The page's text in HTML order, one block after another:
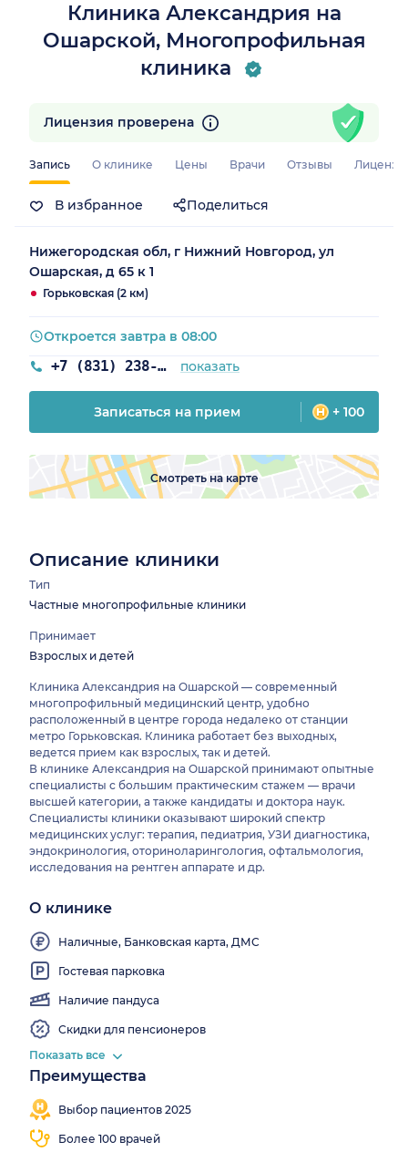
Клиника Александрия на
Ошарской, Многопрофильная
клиника
Запись О клинике Цены Врачи Отзывы
В избранное Поделиться
Лицензия проверена
Нижегородская обл, г Нижний Новгород, ул
Ошарская, д 65 к 1
Горьковская (2 км)
+7 (831) 238-97-02 показать
Откроется завтра в 08:00
Записаться на прием + 100
Смотреть на карте
Описание клиники
Тип
Частные многопрофильные клиники
Принимает
Взрослых и детей
Клиника Александрия на Ошарской — современный
многопрофильный медицинский центр, удобно
расположенный в центре города недалеко от станции
метро Горьковская. Клиника работает без выходных,
ведется прием как взрослых, так и детей.
В клинике Александрия на Ошарской принимают опытные
специалисты с большим практическим стажем — врачи
высшей категории, а также кандидаты и доктора наук.
Специалисты клиники оказывают широкий спектр
медицинских услуг: терапия, педиатрия, УЗИ диагностика,
эндокринология, оториноларингология, офтальмология,
исследования на рентген аппарате и др.
О клинике
Наличные, Банковская карта, ДМС
Гостевая парковка
Наличие пандуса
Скидки для пенсионеров
Есть
собственная
лаборатория
Врачи
выезжают
на дом
больничные
Fi
Показать все
Преимущества
Выбор пациентов 2025
Более 100 врачей
Записалось
человека
запись
Есть
стационар
Работаем
выходные